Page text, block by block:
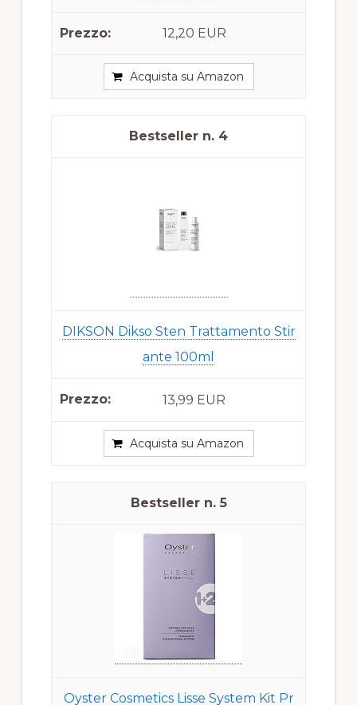
12,20 EUR
Acquista su Amazon
4
DIKSON Dikso Sten Trattamento Stir
ante 100ml
13,99 EUR
Acquista su Amazon
5
Oyster Cosmetics Lisse System Kit Pr